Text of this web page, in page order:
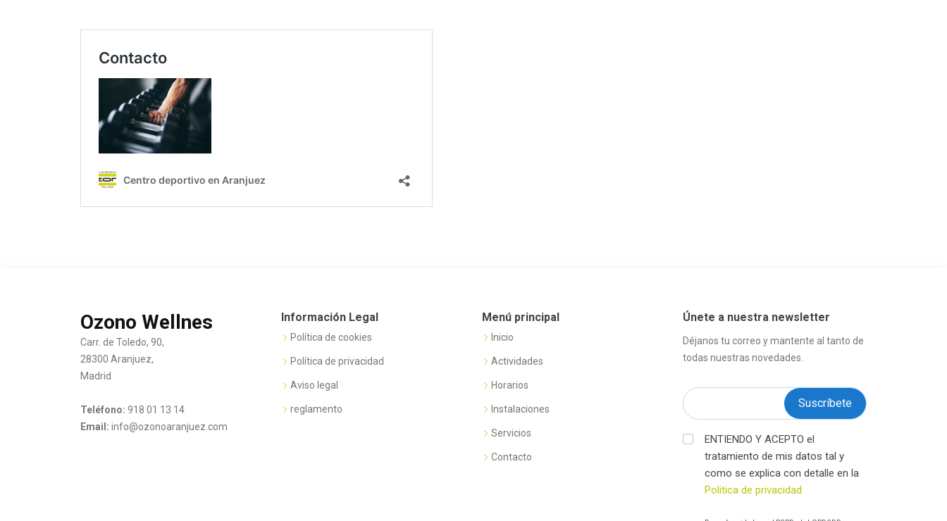
Ozono Wellnes
Carr. de Toledo, 90,
28300 Aranjuez,
Madrid
Teléfono: 918 01 13 14
Email: info@ozonoaranjuez.com
Información Legal
Política de cookies
Política de privacidad
Aviso legal
reglamento
Menú principal
Inicio
Actividades
Horarios
Instalaciones
Servicios
Contacto
Únete a nuestra newsletter
Déjanos tu correo y mantente al tanto de
todas nuestras novedades.
ENTIENDO Y ACEPTO el
tratamiento de mis datos tal y
como se explica con detalle en la
Politica de privacidad